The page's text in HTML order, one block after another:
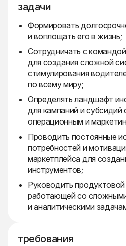
задачи
Формировать
и воплощать его в жизнь;
Сотрудничать с
для создания сложной
стимулирования
по всему миру;
Определять ландшафт
для кампаний и субсидий
операционным и
Проводить постоянные
потребностей и
маркетплейса для
инструментов;
Руководить
работающей со
и аналитическими
требования